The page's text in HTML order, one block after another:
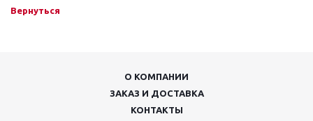
Вернуться
О КОМПАНИИ
ЗАКАЗ И ДОСТАВКА
КОНТАКТЫ